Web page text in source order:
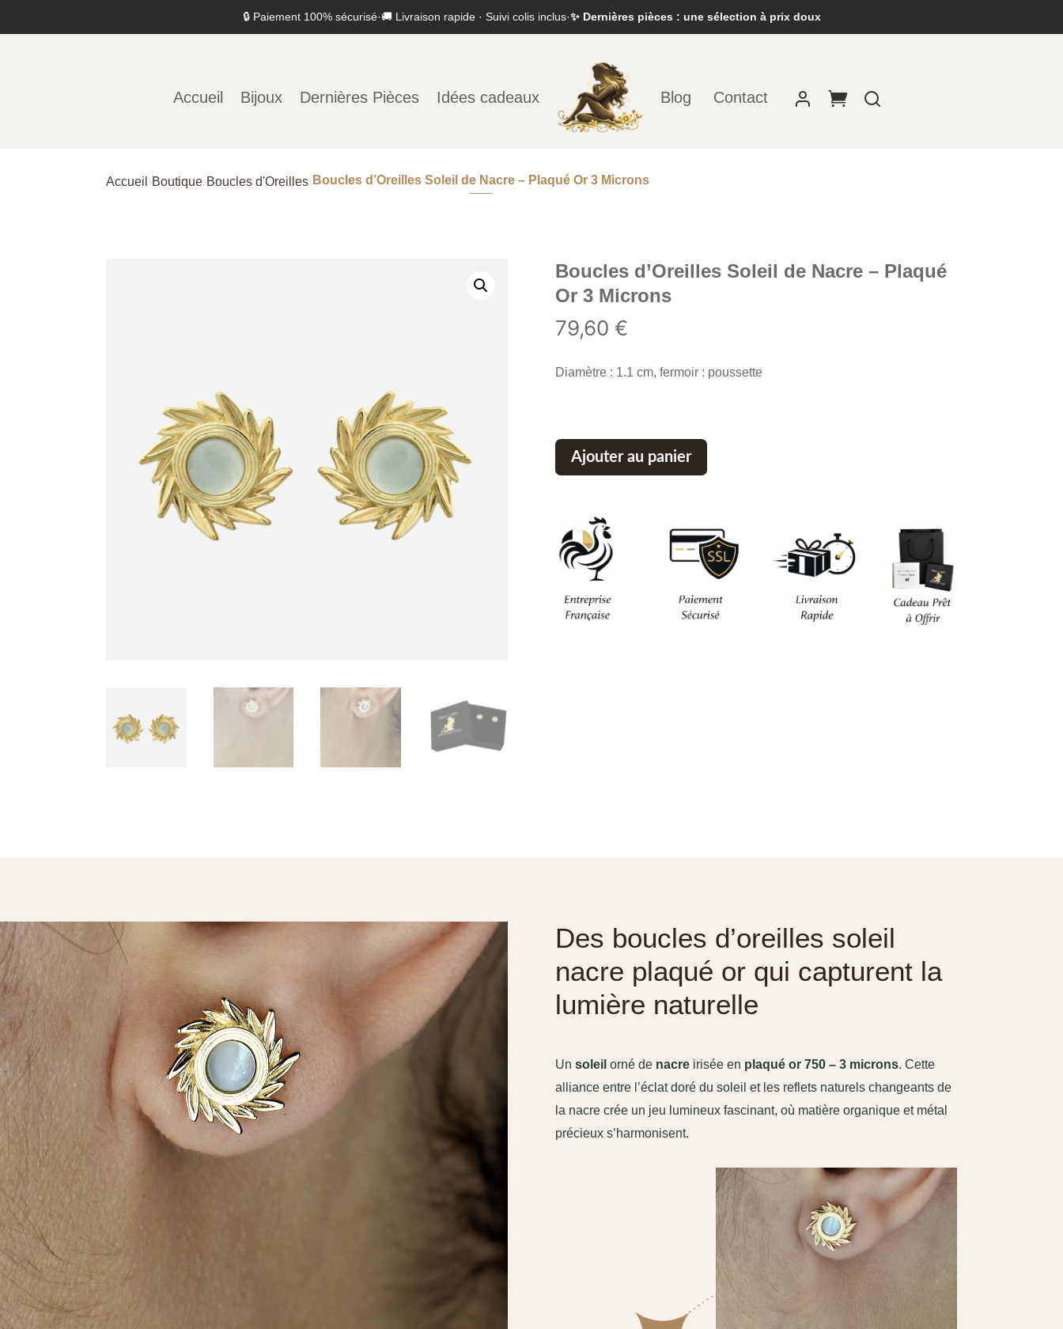
🔒 Paiement 100% sécurisé·🚚 Livraison rapide · Suivi colis inclus·✨ Dernières pièces : une sélection à prix doux
Accueil Bijoux Dernières Pièces Idées cadeaux Blog Contact
Accueil ›Boutique›Boucles d'Oreilles› Boucles d’Oreilles Soleil de Nacre – Plaqué Or 3 Microns
Boucles d’Oreilles Soleil de Nacre – Plaqué
Or 3 Microns
79,60 €
Diamètre : 1.1 cm, fermoir : poussette
Ajouter au panier
Des boucles d’oreilles soleil
nacre plaqué or qui capturent la
lumière naturelle
Un soleil orné de nacreirisée en plaqué or 750 – 3 microns. Cette
alliance entre l’éclat doré du soleil et les reflets naturels changeants de
la nacre crée un jeu lumineux fascinant, où matière organique et métal
précieux s’harmonisent.